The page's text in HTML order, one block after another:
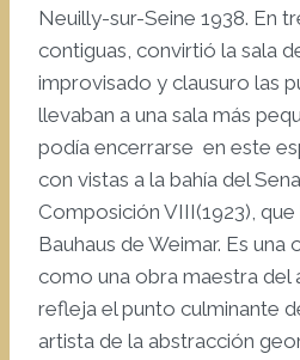
Neuilly-sur-Seine 1938. En
contiguas, convirtió la sala
improvisado y clausuro las
llevaban a una sala más
podía encerrarse en este
con vistas a la bahía del
Composición VIII(1923),
Bauhaus de Weimar. Es
como una obra maestra del
refleja el punto culminante
artista de la abstracción